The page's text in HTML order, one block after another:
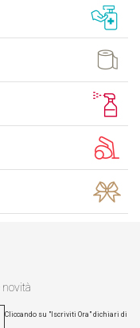
Cliccando su "Iscriviti Ora" dichiari di